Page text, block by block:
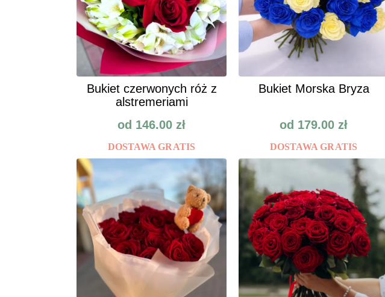
Bukiet czerwonych róż z
alstremeriami
od 146.00 zł
DOSTAWA GRATIS
Bukiet Morska Bryza
od 179.00 zł
DOSTAWA GRATIS